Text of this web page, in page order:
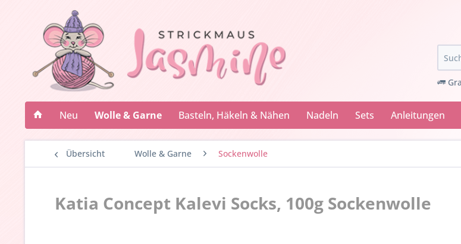
Neu Wolle & Garne Basteln, Häkeln & Nähen Nadeln Sets Anleitungen
Übersicht Wolle & Garne Sockenwolle
Katia Concept Kalevi Socks, 100g Sockenwolle